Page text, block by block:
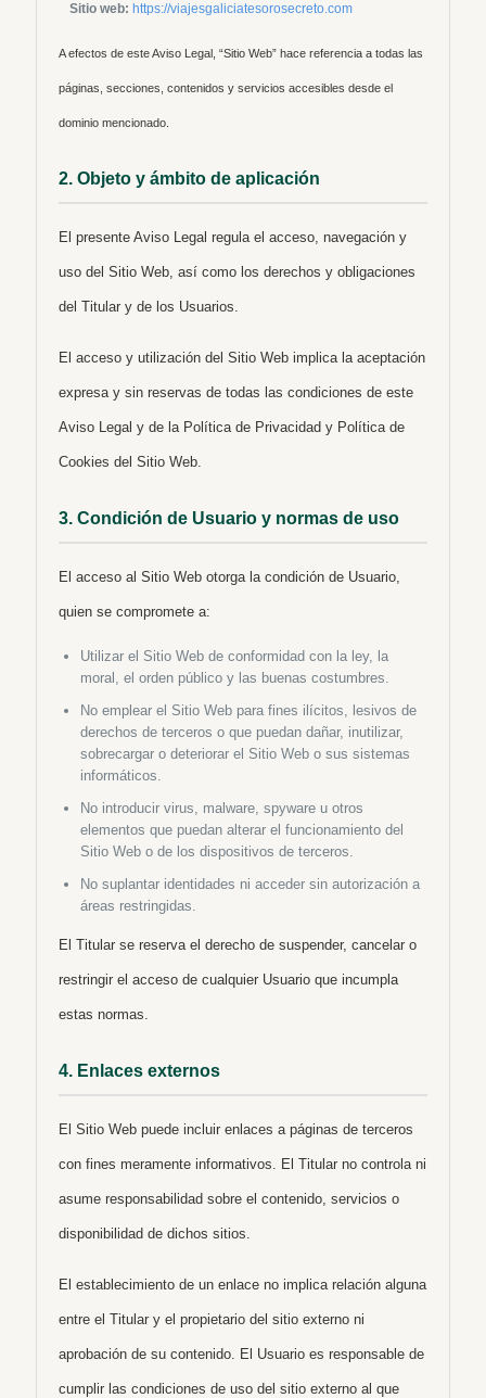
Sitio web: https://viajesgaliciatesorosecreto.com
A efectos de este Aviso Legal, “Sitio Web” hace referencia a todas las
páginas, secciones, contenidos y servicios accesibles desde el
dominio mencionado.
2. Objeto y ámbito de aplicación
El presente Aviso Legal regula el acceso, navegación y
uso del Sitio Web, así como los derechos y obligaciones
del Titular y de los Usuarios.
El acceso y utilización del Sitio Web implica la aceptación
expresa y sin reservas de todas las condiciones de este
Aviso Legal y de la Política de Privacidad y Política de
Cookies del Sitio Web.
3. Condición de Usuario y normas de uso
El acceso al Sitio Web otorga la condición de Usuario,
quien se compromete a:
Utilizar el Sitio Web de conformidad con la ley, la
moral, el orden público y las buenas costumbres.
No emplear el Sitio Web para fines ilícitos, lesivos de
derechos de terceros o que puedan dañar, inutilizar,
sobrecargar o deteriorar el Sitio Web o sus sistemas
informáticos.
No introducir virus, malware, spyware u otros
elementos que puedan alterar el funcionamiento del
Sitio Web o de los dispositivos de terceros.
No suplantar identidades ni acceder sin autorización a
áreas restringidas.
El Titular se reserva el derecho de suspender, cancelar o
restringir el acceso de cualquier Usuario que incumpla
estas normas.
4. Enlaces externos
El Sitio Web puede incluir enlaces a páginas de terceros
con fines meramente informativos. El Titular no controla ni
asume responsabilidad sobre el contenido, servicios o
disponibilidad de dichos sitios.
El establecimiento de un enlace no implica relación alguna
entre el Titular y el propietario del sitio externo ni
aprobación de su contenido. El Usuario es responsable de
cumplir las condiciones de uso del sitio externo al que